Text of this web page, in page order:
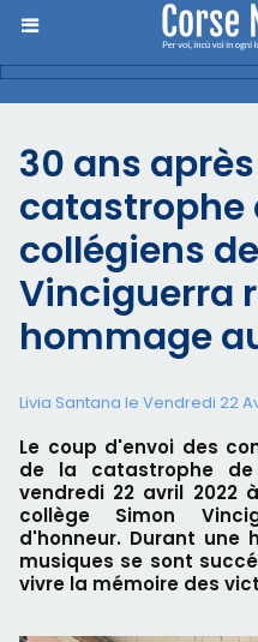
30 ans
catastrophe
collégiens
Vinciguerra
hommage
Livia Santana le Vendredi 22
Le coup d'envoi des
de la catastrophe
vendredi 22 avril 2022
collège Simon
d'honneur. Durant une
musiques se sont
vivre la mémoire des